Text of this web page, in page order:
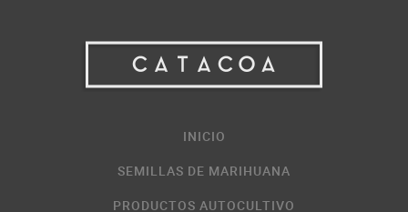
INICIO
SEMILLAS DE MARIHUANA
PRODUCTOS AUTOCULTIVO